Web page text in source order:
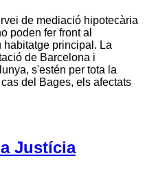
de mediació hipotecària
poden fer front al
habitatge principal. La
de Barcelona i
s'estén per tota la
del Bages, els afectats
Justícia